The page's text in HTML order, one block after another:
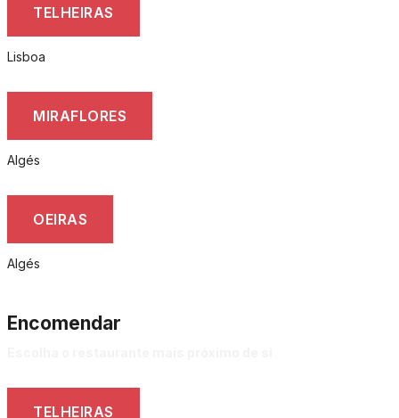
TELHEIRAS
Lisboa
MIRAFLORES
Algés
OEIRAS
Algés
Encomendar
TELHEIRAS